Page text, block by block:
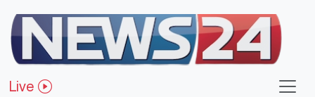
Live
মত-ভিন্নমত
একটি অ্যাপ কি ভূমি অফিসের অনিয়ম